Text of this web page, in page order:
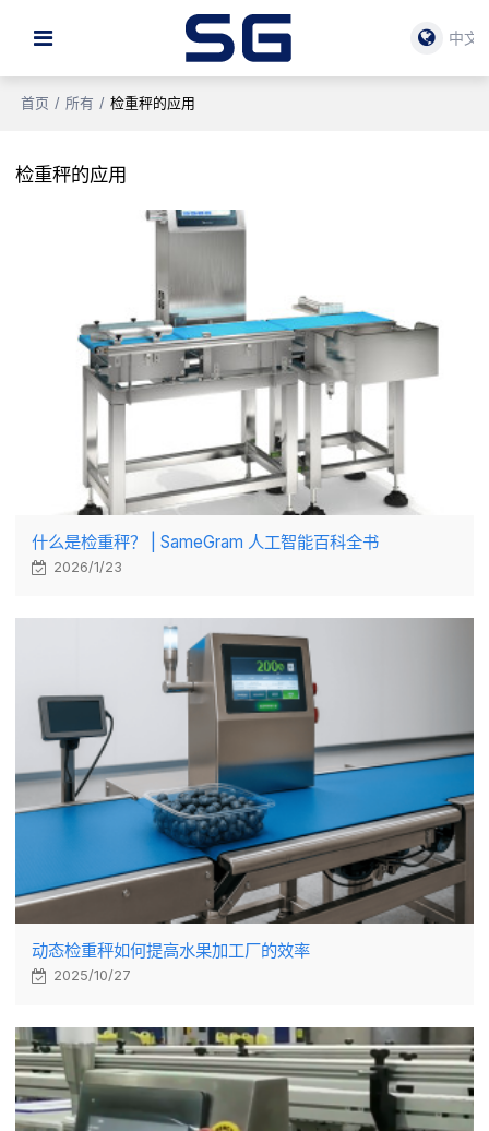
中文
首页 / 所有 / 检重秤的应用
检重秤的应用
什么是检重秤？ | SameGram 人工智能百科全书
2026/1/23
动态检重秤如何提高水果加工厂的效率
2025/10/27